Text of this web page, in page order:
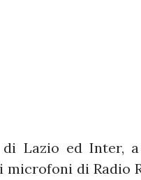
Lazio ed Inter,
di Radio